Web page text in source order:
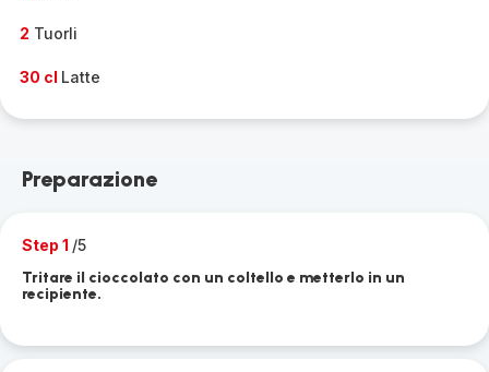
2 Tuorli
30 cl Latte
Preparazione
Step 1 /5
Tritare il cioccolato con un coltello e metterlo in un
recipiente.